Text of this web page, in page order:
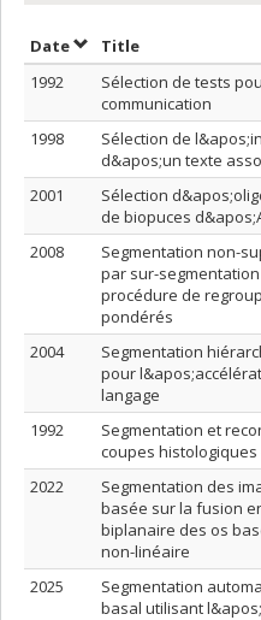
DateSort by date in
Title
1992
Sélection de tests
communication
1998
Sélection de
d&apos;un texte
2001
Sélection
de biopuces
2008
Segmentation non-
par sur-
procédure de
pondérés
2004
Segmentation
pour
langage
1992
Segmentation et
coupes
2022
Segmentation des
basée sur la fusion
biplanaire des os
non-linéaire
2025
Segmentation
basal utilisant